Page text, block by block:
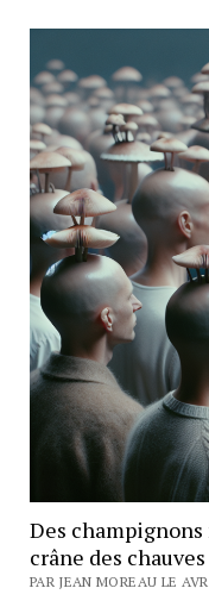
Des
crâne des
PAR JEAN MOREAU LE